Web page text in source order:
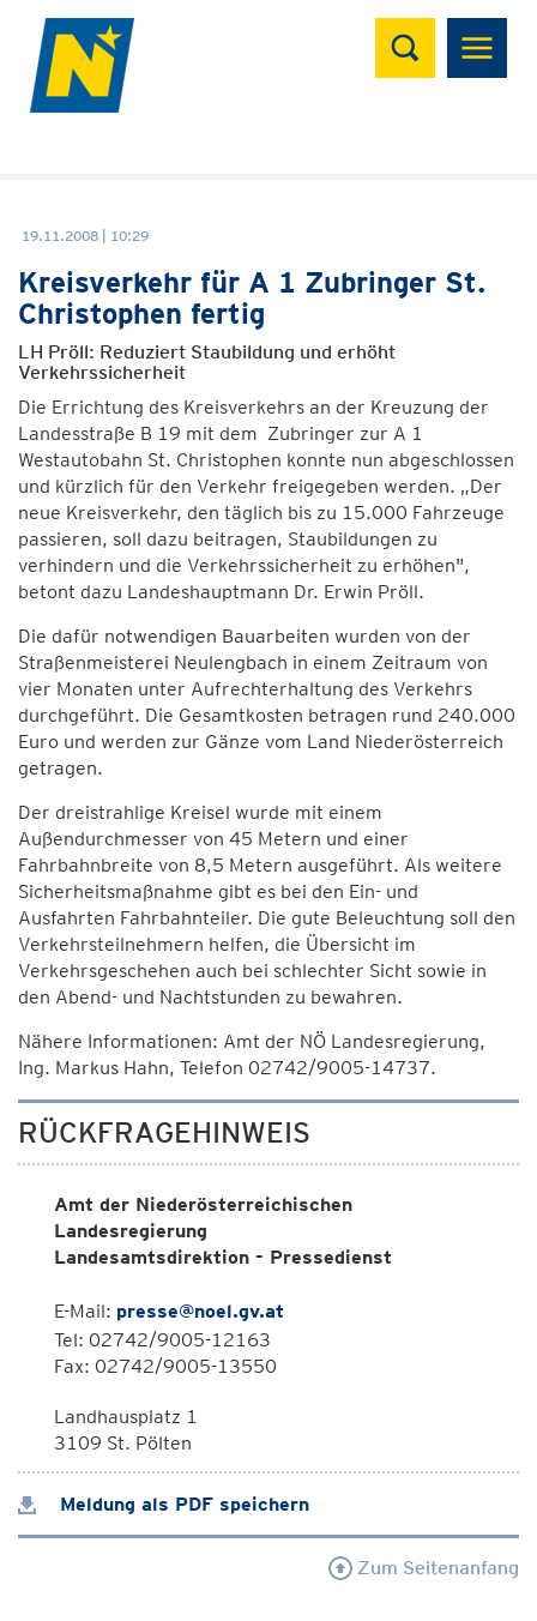
Suchen
19.11.2008 | 10:29
Kreisverkehr für A 1 Zubringer St.
Christophen fertig
LH Pröll: Reduziert Staubildung und erhöht
Verkehrssicherheit
Die Errichtung des Kreisverkehrs an der Kreuzung der
Landesstraße B 19 mit dem Zubringer zur A 1
Westautobahn St. Christophen konnte nun abgeschlossen
und kürzlich für den Verkehr freigegeben werden. „Der
neue Kreisverkehr, den täglich bis zu 15.000 Fahrzeuge
passieren, soll dazu beitragen, Staubildungen zu
verhindern und die Verkehrssicherheit zu erhöhen",
betont dazu Landeshauptmann Dr. Erwin Pröll.
Die dafür notwendigen Bauarbeiten wurden von der
Straßenmeisterei Neulengbach in einem Zeitraum von
vier Monaten unter Aufrechterhaltung des Verkehrs
durchgeführt. Die Gesamtkosten betragen rund 240.000
Euro und werden zur Gänze vom Land Niederösterreich
getragen.
Der dreistrahlige Kreisel wurde mit einem
Außendurchmesser von 45 Metern und einer
Fahrbahnbreite von 8,5 Metern ausgeführt. Als weitere
Sicherheitsmaßnahme gibt es bei den Ein- und
Ausfahrten Fahrbahnteiler. Die gute Beleuchtung soll den
Verkehrsteilnehmern helfen, die Übersicht im
Verkehrsgeschehen auch bei schlechter Sicht sowie in
den Abend- und Nachtstunden zu bewahren.
Nähere Informationen: Amt der NÖ Landesregierung,
Ing. Markus Hahn, Telefon 02742/9005-14737.
RÜCKFRAGEHINWEIS
Amt der Niederösterreichischen
Landesregierung
Landesamtsdirektion - Pressedienst
E-Mail: presse@noel.gv.at
Tel: 02742/9005-12163
Fax: 02742/9005-13550
Landhausplatz 1
3109 St. Pölten
Meldung als PDF speichern
Zum Seitenanfang